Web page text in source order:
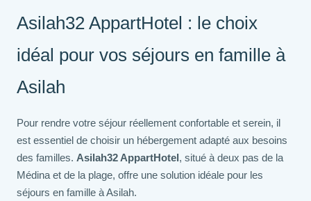
Asilah32 AppartHotel : le choix
idéal pour vos séjours en famille à
Asilah
Pour rendre votre séjour réellement confortable et serein, il
est essentiel de choisir un hébergement adapté aux besoins
des familles. Asilah32 AppartHotel, situé à deux pas de la
Médina et de la plage, offre une solution idéale pour les
séjours en famille à Asilah.